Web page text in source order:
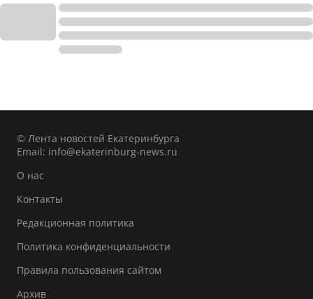
© Лента новостей Екатеринбурга
Email: info@ekaterinburg-news.ru
О нас
Контакты
Редакционная политика
Политика конфиденциальности
Правила пользования сайтом
Архив